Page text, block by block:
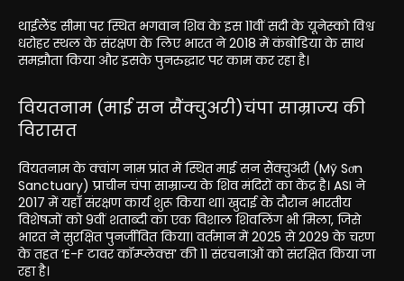
थाईलैंड सीमा पर स्थित भगवान शिव के इस 11वीं सदी के यूनेस्को विश्व
धरोहर स्थल के संरक्षण के लिए भारत ने 2018 में कंबोडिया के साथ
समझौता किया और इसके पुनरुद्धार पर काम कर रहा है।
वियतनाम (माई सन सैंक्चुअरी)चंपा साम्राज्य की
विरासत
वियतनाम के क्वांग नाम प्रांत में स्थित माई सन सैंक्चुअरी (Mỹ Sơn
Sanctuary) प्राचीन चंपा साम्राज्य के शिव मंदिरों का केंद्र है। ASI ने
2017 में यहाँ संरक्षण कार्य शुरू किया था। खुदाई के दौरान भारतीय
विशेषज्ञों को 9वीं शताब्दी का एक विशाल शिवलिंग भी मिला, जिसे
भारत ने सुरक्षित पुनर्जीवित किया। वर्तमान में 2025 से 2029 के चरण
के तहत ‘E-F टावर कॉम्प्लेक्स’ की 11 संरचनाओं को संरक्षित किया जा
रहा है।